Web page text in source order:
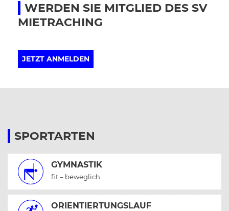
WERDEN SIE MITGLIED DES SV
MIETRACHING
JETZT ANMELDEN
SPORTARTEN
GYMNASTIK
fit – beweglich
ORIENTIERTUNGSLAUF